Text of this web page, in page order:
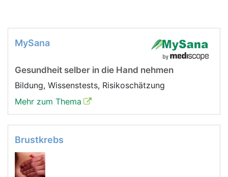
MySana
Gesundheit selber in die Hand nehmen
Bildung, Wissenstests, Risikoschätzung
Mehr zum Thema
Brustkrebs